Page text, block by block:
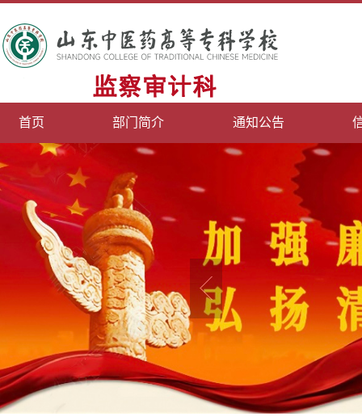
首页 部门简介 通知公告